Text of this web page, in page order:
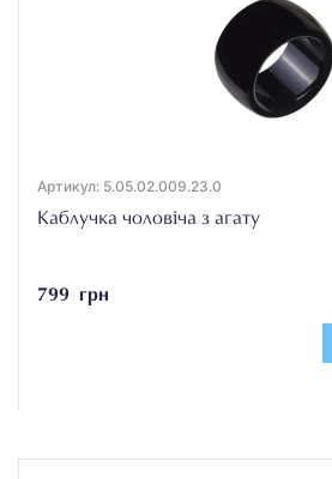
Артикул: 5.05.02.009.23.0
Каблучка чоловіча з агату
799 грн